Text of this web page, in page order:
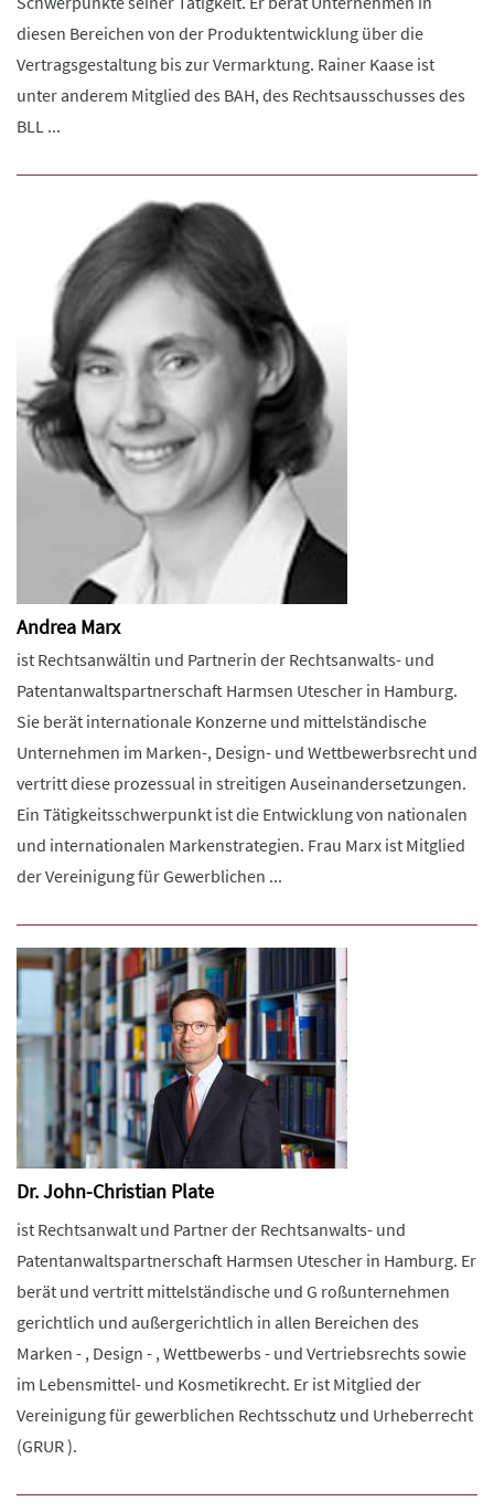
diesen Bereichen von der Produktentwicklung über die
Vertragsgestaltung bis zur Vermarktung. Rainer Kaase ist
unter anderem Mitglied des BAH, des Rechtsausschusses des
BLL ...
Andrea Marx
ist Rechtsanwältin und Partnerin der Rechtsanwalts- und
Patentanwaltspartnerschaft Harmsen Utescher in Hamburg.
Sie berät internationale Konzerne und mittelständische
Unternehmen im Marken-, Design- und Wettbewerbsrecht und
vertritt diese prozessual in streitigen Auseinandersetzungen.
Ein Tätigkeitsschwerpunkt ist die Entwicklung von nationalen
und internationalen Markenstrategien. Frau Marx ist Mitglied
der Vereinigung für Gewerblichen ...
Dr. John-Christian Plate
ist Rechtsanwalt und Partner der Rechtsanwalts- und
Patentanwaltspartnerschaft Harmsen Utescher in Hamburg. Er
berät und vertritt mittelständische und G roßunternehmen
gerichtlich und außergerichtlich in allen Bereichen des
Marken - , Design - , Wettbewerbs - und Vertriebsrechts sowie
im Lebensmittel- und Kosmetikrecht. Er ist Mitglied der
Vereinigung für gewerblichen Rechtsschutz und Urheberrecht
(GRUR ).